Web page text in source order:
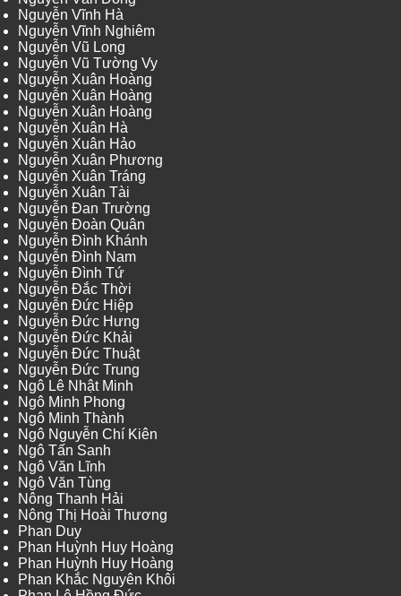
Nguyễn Vĩnh Hà
Nguyễn Vĩnh Nghiêm
Nguyễn Vũ Long
Nguyễn Vũ Tường Vy
Nguyễn Xuân Hoàng
Nguyễn Xuân Hoàng
Nguyễn Xuân Hoàng
Nguyễn Xuân Hà
Nguyễn Xuân Hảo
Nguyễn Xuân Phương
Nguyễn Xuân Tráng
Nguyễn Xuân Tài
Nguyễn Đan Trường
Nguyễn Đoàn Quân
Nguyễn Đình Khánh
Nguyễn Đình Nam
Nguyễn Đình Tứ
Nguyễn Đắc Thời
Nguyễn Đức Hiệp
Nguyễn Đức Hưng
Nguyễn Đức Khải
Nguyễn Đức Thuật
Nguyễn Đức Trung
Ngô Lê Nhật Minh
Ngô Minh Phong
Ngô Minh Thành
Ngô Nguyễn Chí Kiên
Ngô Tấn Sanh
Ngô Văn Lĩnh
Ngô Văn Tùng
Nông Thanh Hải
Nông Thị Hoài Thương
Phan Duy
Phan Huỳnh Huy Hoàng
Phan Huỳnh Huy Hoàng
Phan Khắc Nguyên Khôi